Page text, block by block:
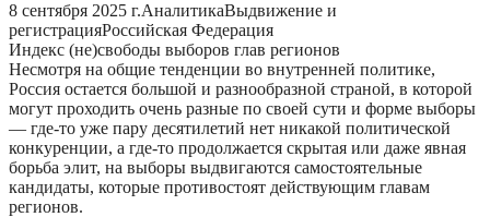
8 сентября 2025 г.АналитикаВыдвижение и
регистрацияРоссийская Федерация
Индекс (не)свободы выборов глав регионов
Несмотря на общие тенденции во внутренней политике,
Россия остается большой и разнообразной страной, в которой
могут проходить очень разные по своей сути и форме выборы
— где-то уже пару десятилетий нет никакой политической
конкуренции, а где-то продолжается скрытая или даже явная
борьба элит, на выборы выдвигаются самостоятельные
кандидаты, которые противостоят действующим главам
регионов.